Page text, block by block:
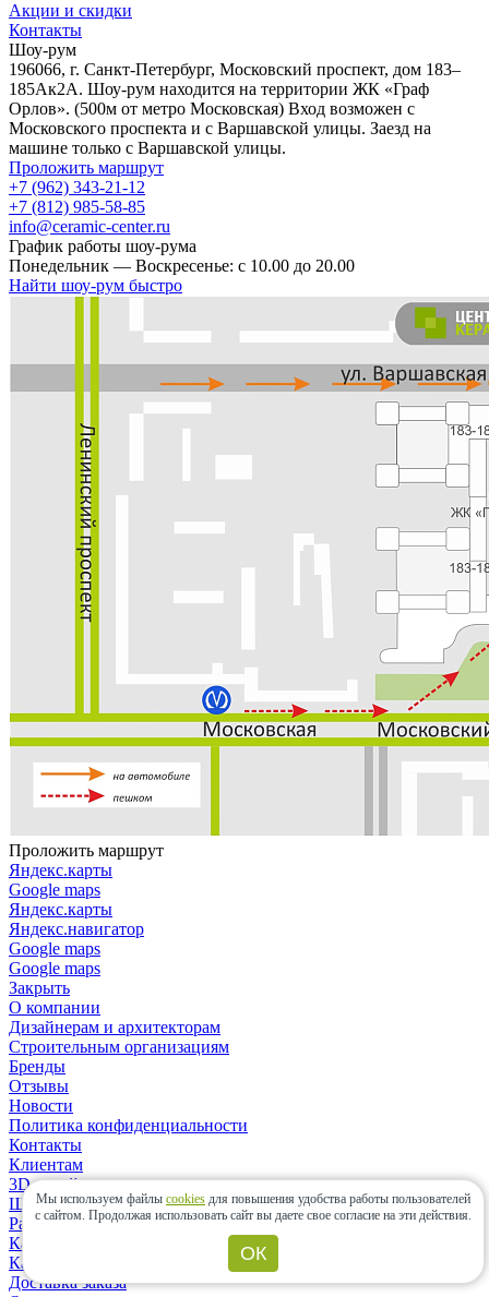
Акции и скидки
Контакты
Шоу-рум
196066, г. Санкт-Петербург, Московский проспект, дом 183–
185Ак2А. Шоу-рум находится на территории ЖК «Граф
Орлов». (500м от метро Московская) Вход возможен с
Московского проспекта и с Варшавской улицы. Заезд на
машине только с Варшавской улицы.
Проложить маршрут
+7 (962) 343-21-12
+7 (812) 985-58-85
info@ceramic-center.ru
График работы шоу-рума
Понедельник — Воскресенье: с 10.00 до 20.00
Найти шоу-рум быстро
Проложить маршрут
Яндекс.карты
Google maps
Яндекс.карты
Яндекс.навигатор
Google maps
Google maps
Закрыть
О компании
Дизайнерам и архитекторам
Строительным организациям
Бренды
Отзывы
Новости
Политика конфиденциальности
Контакты
Клиентам
3D-дизайн
Шоу-рум
Расчет материалов
Как сделать заказ?
Как выбрать плитку?
Доставка заказа
Мы используем файлы cookies для повышения удобства работы пользователей
с сайтом. Продолжая использовать сайт вы даете свое согласие на эти действия.
ОК